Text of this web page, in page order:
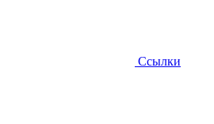
Ссылки